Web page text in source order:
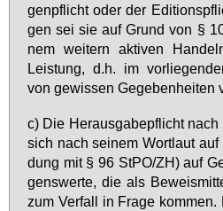
gen­pflicht oder der
gen sei sie auf Grund von §
nem wei­tern ak­ti­ven
Leis­tung, d.h. im
von ge­wis­sen Ge­ge­ben­hei­ten
c) Die Her­aus­ga­be­pflicht
sich nach sei­nem Wort­laut
dung mit § 96 StPO/ZH) auf
gens­wer­te, die als
zum Ver­fall in Fra­ge